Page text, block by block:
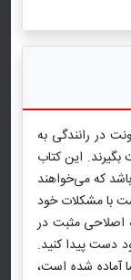
در رانندگی به
بگیرند. این کتاب
که می‌خواهند
با مشکلات خود
اصلاحی مثبت در
دست پیدا کنید.
آماده شده است،